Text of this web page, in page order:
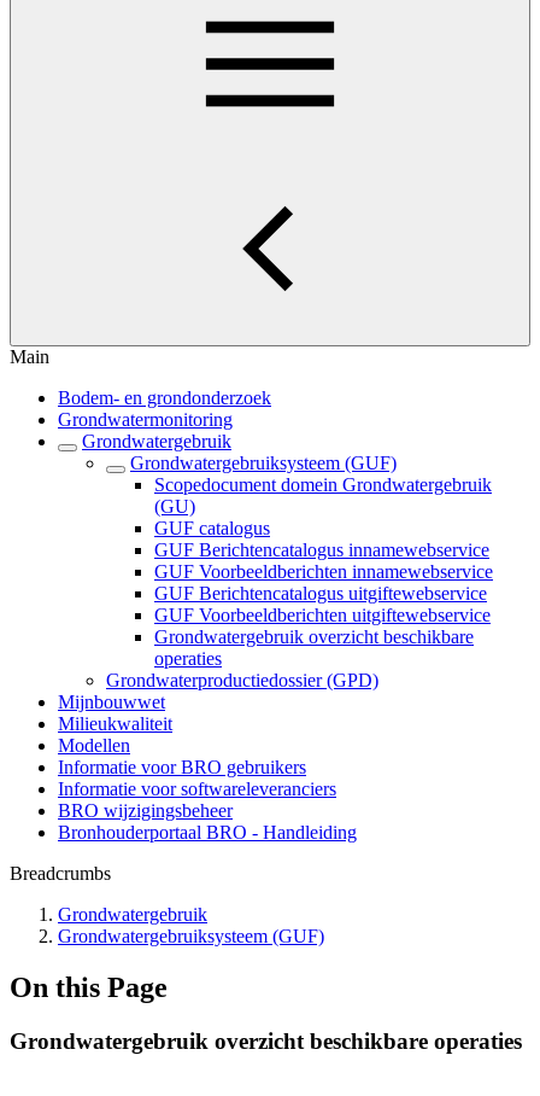
Main
Bodem- en grondonderzoek
Grondwatermonitoring
Grondwatergebruik
Grondwatergebruiksysteem (GUF)
Scopedocument domein Grondwatergebruik
(GU)
GUF catalogus
GUF Berichtencatalogus innamewebservice
GUF Voorbeeldberichten innamewebservice
GUF Berichtencatalogus uitgiftewebservice
GUF Voorbeeldberichten uitgiftewebservice
Grondwatergebruik overzicht beschikbare
operaties
Grondwaterproductiedossier (GPD)
Mijnbouwwet
Milieukwaliteit
Modellen
Informatie voor BRO gebruikers
Informatie voor softwareleveranciers
BRO wijzigingsbeheer
Bronhouderportaal BRO - Handleiding
Breadcrumbs
Grondwatergebruik
Grondwatergebruiksysteem (GUF)
On this Page
Grondwatergebruik overzicht beschikbare operaties